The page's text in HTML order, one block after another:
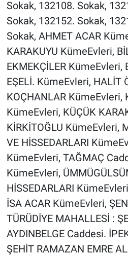
Sokak, 132108. Sokak,
Sokak, 132152. Sokak,
Sokak, AHMET ACAR
KARAKUYU KümeEvleri,
EKMEKÇİLER KümeEvleri,
EŞELİ. KümeEvleri, HALİT
KOÇHANLAR KümeEvleri,
KümeEvleri, KÜÇÜK
KİRKİTOĞLU KümeEvleri,
VE HİSSEDARLARI
KümeEvleri, TAĞMAÇ
KümeEvleri,
HİSSEDARLARI
İSA ACAR KümeEvleri,
TÜRÜDİYE MAHALLESİ :
AYDINBELGE Caddesi.
ŞEHİT RAMAZAN EMRE